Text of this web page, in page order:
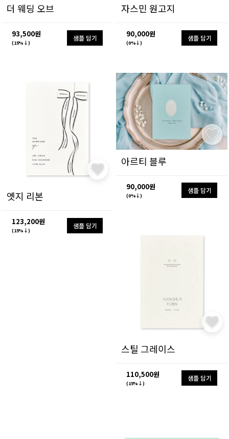
더 웨딩 오브
93,500원
(15%↓)
샘플 담기
자스민 원고지
90,000원
(0%↓)
샘플 담기
엣지 리본
123,200원
(15%↓)
샘플 담기
아르티 블루
90,000원
(0%↓)
샘플 담기
스틸 그레이스
110,500원
(15%↓)
샘플 담기